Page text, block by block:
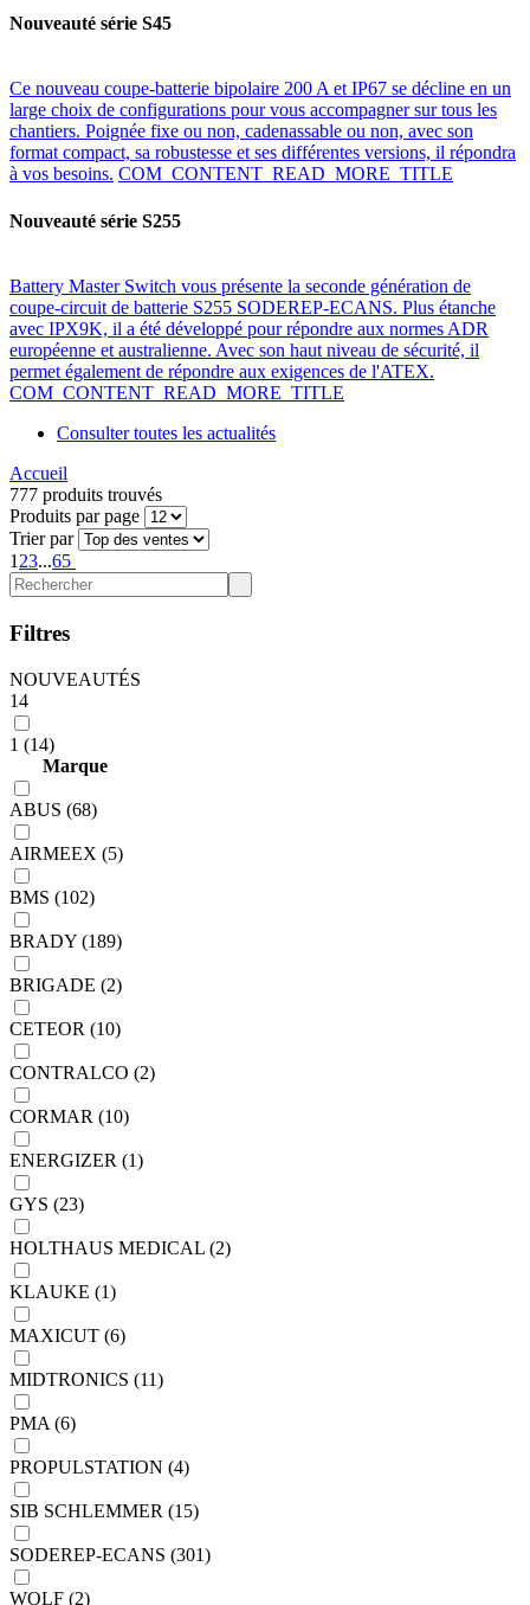
Nouveauté série S45
Ce nouveau coupe-batterie bipolaire 200 A et IP67 se décline en un
large choix de configurations pour vous accompagner sur tous les
chantiers. Poignée fixe ou non, cadenassable ou non, avec son
format compact, sa robustesse et ses différentes versions, il répondra
à vos besoins. COM_CONTENT_READ_MORE_TITLE
Nouveauté série S255
Battery Master Switch vous présente la seconde génération de
coupe-circuit de batterie S255 SODEREP-ECANS. Plus étanche
avec IPX9K, il a été développé pour répondre aux normes ADR
européenne et australienne. Avec son haut niveau de sécurité, il
permet également de répondre aux exigences de l'ATEX.
COM_CONTENT_READ_MORE_TITLE
Consulter toutes les actualités
Accueil
777 produits trouvés
Produits par page
Trier par
1 23...65
Filtres
NOUVEAUTÉS
14
1 (14)
Marque
ABUS (68)
AIRMEEX (5)
BMS (102)
BRADY (189)
BRIGADE (2)
CETEOR (10)
CONTRALCO (2)
CORMAR (10)
ENERGIZER (1)
GYS (23)
HOLTHAUS MEDICAL (2)
KLAUKE (1)
MAXICUT (6)
MIDTRONICS (11)
PMA (6)
PROPULSTATION (4)
SIB SCHLEMMER (15)
SODEREP-ECANS (301)
WOLF (2)